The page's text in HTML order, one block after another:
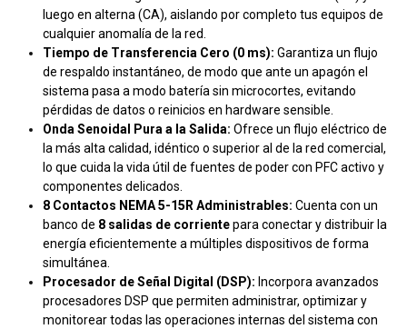
luego en alterna (CA), aislando por completo tus equipos de
cualquier anomalía de la red.
Tiempo de Transferencia Cero (0 ms): Garantiza un flujo
de respaldo instantáneo, de modo que ante un apagón el
sistema pasa a modo batería sin microcortes, evitando
pérdidas de datos o reinicios en hardware sensible.
Onda Senoidal Pura a la Salida: Ofrece un flujo eléctrico de
la más alta calidad, idéntico o superior al de la red comercial,
lo que cuida la vida útil de fuentes de poder con PFC activo y
componentes delicados.
8 Contactos NEMA 5-15R Administrables: Cuenta con un
banco de 8 salidas de corrientepara conectar y distribuir la
energía eficientemente a múltiples dispositivos de forma
simultánea.
Procesador de Señal Digital (DSP): Incorpora avanzados
procesadores DSP que permiten administrar, optimizar y
monitorear todas las operaciones internas del sistema con